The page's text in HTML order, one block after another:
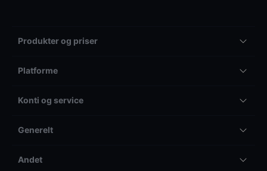
Produkter og priser
Platforme
Konti og service
Generelt
Andet